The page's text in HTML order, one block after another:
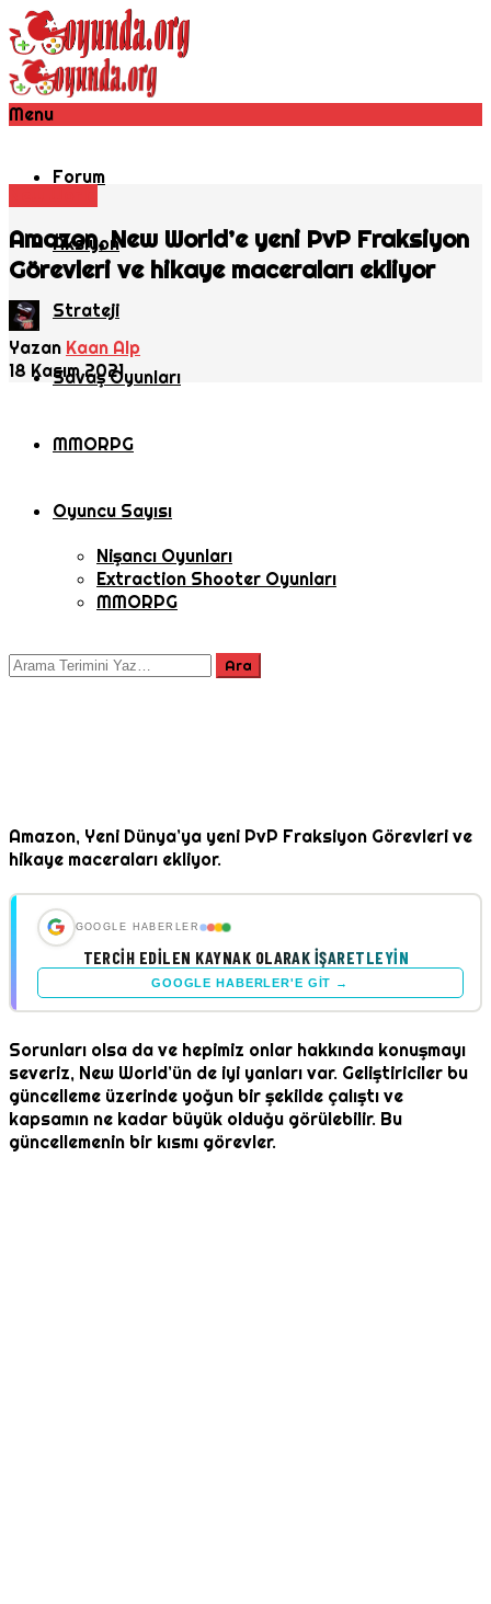
Menu
Forum
Aksiyon
Strateji
Savaş Oyunları
MMORPG
Oyuncu Sayısı
Nişancı Oyunları
Extraction Shooter Oyunları
MMORPG
Amazon, New World’e yeni PvP Fraksiyon
Görevleri ve hikaye maceraları ekliyor
Yazan Kaan Alp
18 Kasım 2021
Amazon, Yeni Dünya’ya yeni PvP Fraksiyon Görevleri ve
hikaye maceraları ekliyor.
GOOGLE HABERLER
TERCIH EDILEN KAYNAK OLARAK İŞARETLEYIN
GOOGLE HABERLER'E GIT →
Sorunları olsa da ve hepimiz onlar hakkında konuşmayı
severiz, New World’ün de iyi yanları var. Geliştiriciler bu
güncelleme üzerinde yoğun bir şekilde çalıştı ve
kapsamın ne kadar büyük olduğu görülebilir. Bu
güncellemenin bir kısmı görevler.